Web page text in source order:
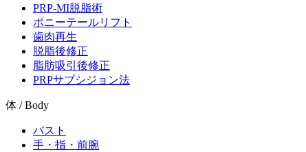
PRP-MI脱脂術
ポニーテールリフト
歯肉再生
脱脂後修正
脂肪吸引後修正
PRPサブシジョン法
体 / Body
バスト
手・指・前腕